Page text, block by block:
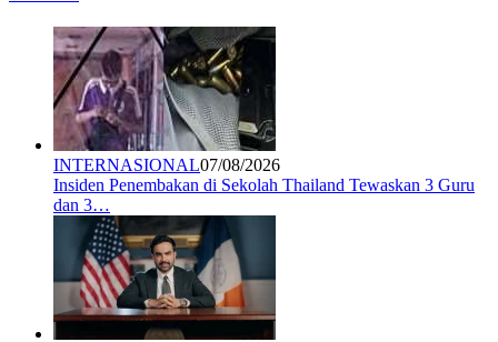
INTERNASIONAL07/08/2026
Insiden Penembakan di Sekolah Thailand Tewaskan 3 Guru
dan 3…